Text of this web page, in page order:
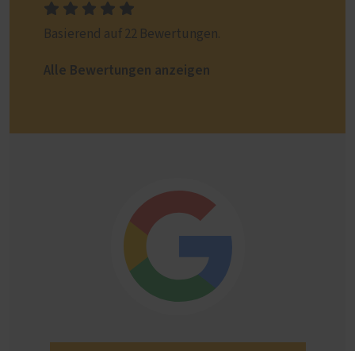
Basierend auf 22 Bewertungen.
Alle Bewertungen anzeigen